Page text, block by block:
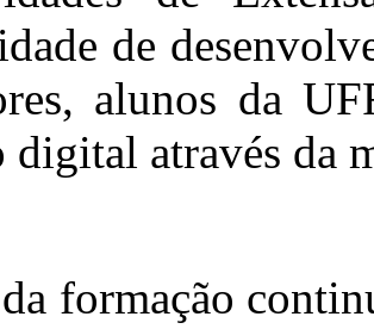
de
alunos da
digital através da
formação